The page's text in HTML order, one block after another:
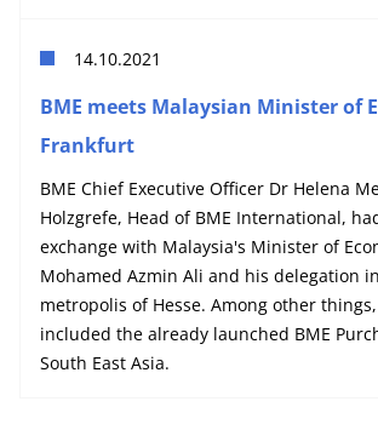
14.10.2021
BME meets Malaysian Minister of
Frankfurt
BME Chief Executive Officer Dr Helena
Holzgrefe, Head of BME International,
exchange with Malaysia's Minister of
Mohamed Azmin Ali and his delegation
metropolis of Hesse. Among other
included the already launched BME
South East Asia.